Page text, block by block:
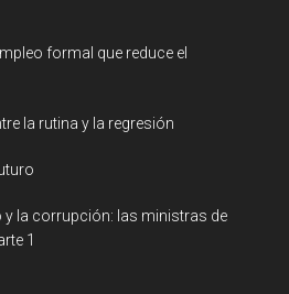
formal que reduce el
la rutina y la regresión
la corrupción: las ministras de
1